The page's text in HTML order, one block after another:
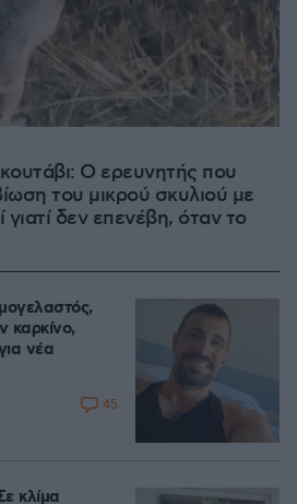
Ο ερευνητής που
του μικρού σκυλιού με
δεν επενέβη, όταν το
καρκίνο,
νέα
45
κλίμα